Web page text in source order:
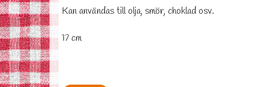
Kan användas till olja, smör, choklad osv.
17 cm